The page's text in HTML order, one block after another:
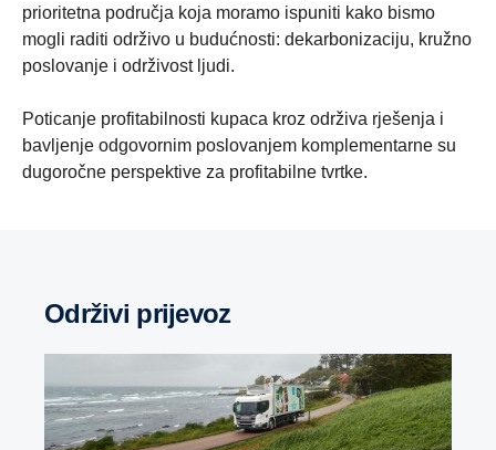
prioritetna područja koja moramo ispuniti kako bismo
mogli raditi održivo u budućnosti: dekarbonizaciju, kružno
poslovanje i održivost ljudi.
Poticanje profitabilnosti kupaca kroz održiva rješenja i
bavljenje odgovornim poslovanjem komplementarne su
dugoročne perspektive za profitabilne tvrtke.
Održivi prijevoz